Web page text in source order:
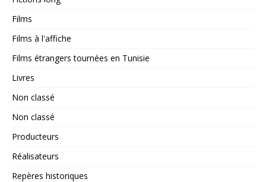
Films
Films à l'affiche
Films étrangers tournées en Tunisie
Livres
Non classé
Non classé
Producteurs
Réalisateurs
Repères historiques